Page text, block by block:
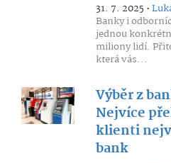
31. 7. 2025 •
Banky i
jednou
miliony lidí.
která vás...
Výběr z
Nejvíce
klienti
bank